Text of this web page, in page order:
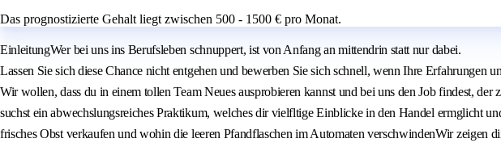
Das prognostizierte Gehalt liegt zwischen 500 - 1500 € pro Monat.
EinleitungWer bei uns ins Berufsleben schnuppert, ist von Anfang an mittendrin statt nur dabei.
Lassen Sie sich diese Chance nicht entgehen und bewerben Sie sich schnell, wenn Ihre Erfahrungen
Wir wollen, dass du in einem tollen Team Neues ausprobieren kannst und bei uns den Job findest,
suchst ein abwechslungsreiches Praktikum, welches dir vielfltige Einblicke in den Handel ermglicht
frisches Obst verkaufen und wohin die leeren Pfandflaschen im Automaten verschwindenWir zeigen